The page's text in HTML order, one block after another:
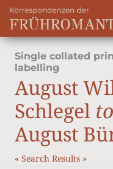
Single collated
labelling
August
Schlegel to
August
« Search Results »